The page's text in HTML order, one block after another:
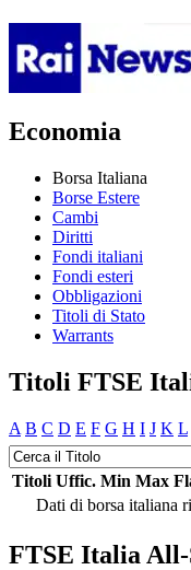
Economia
Borsa Italiana
Borse Estere
Cambi
Diritti
Fondi italiani
Fondi esteri
Obbligazioni
Titoli di Stato
Warrants
Titoli FTSE
A B C D E F G H I J K L
Titoli Uffic. Min Max
Dati di borsa italiana
FTSE Italia All-